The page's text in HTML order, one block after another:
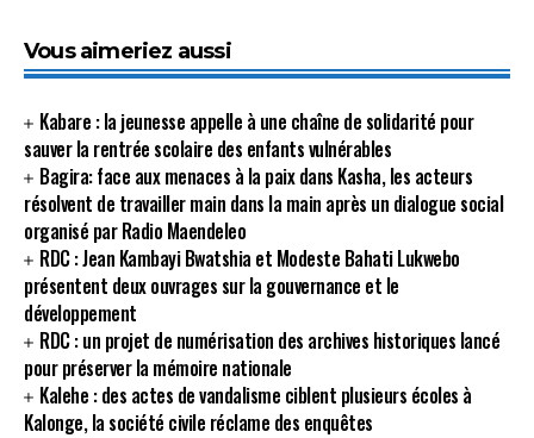
Vous aimeriez aussi
Kabare : la jeunesse appelle à une chaîne de solidarité pour
sauver la rentrée scolaire des enfants vulnérables
Bagira: face aux menaces à la paix dans Kasha, les acteurs
résolvent de travailler main dans la main après un dialogue social
organisé par Radio Maendeleo
RDC : Jean Kambayi Bwatshia et Modeste Bahati Lukwebo
présentent deux ouvrages sur la gouvernance et le
développement
RDC : un projet de numérisation des archives historiques lancé
pour préserver la mémoire nationale
Kalehe : des actes de vandalisme ciblent plusieurs écoles à
Kalonge, la société civile réclame des enquêtes